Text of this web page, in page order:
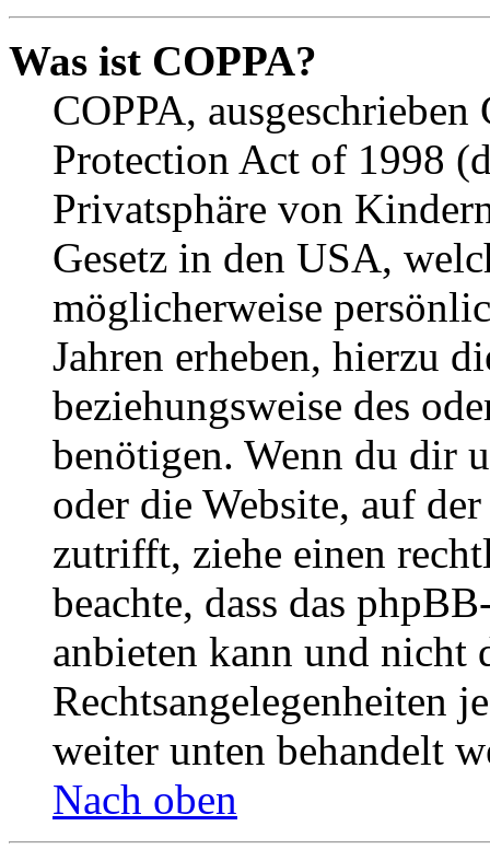
Was ist COPPA?
COPPA,
Protection Act of 1998
Privatsphäre von
Gesetz in den USA,
möglicherweise
Jahren erheben, hierzu
beziehungsweise des
benötigen. Wenn du dir
oder die Website, auf
zutrifft, ziehe einen
beachte, dass das
anbieten kann und nicht
Rechtsangelegenheiten
weiter unten behandelt
Nach oben